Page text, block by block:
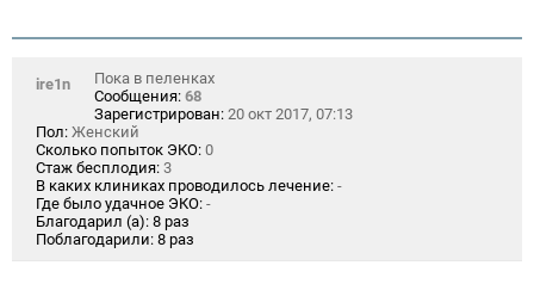
ire1n
Пока в пеленках
Сообщения: 68
Зарегистрирован: 20 окт 2017, 07:13
Пол: Женский
Сколько попыток ЭКО: 0
Стаж бесплодия: 3
В каких клиниках проводилось лечение: -
Где было удачное ЭКО: -
Благодарил (а): 8 раз
Поблагодарили: 8 раз